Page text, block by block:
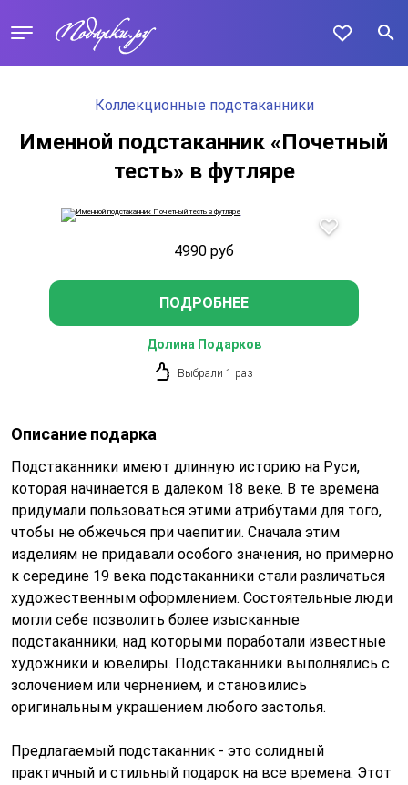
Коллекционные подстаканники
Именной подстаканник «Почетный
тесть» в футляре
4990 руб
ПОДРОБНЕЕ
Долина Подарков
Выбрали 1 раз
Описание подарка
Подстаканники имеют длинную историю на Руси,
которая начинается в далеком 18 веке. В те времена
придумали пользоваться этими атрибутами для того,
чтобы не обжечься при чаепитии. Сначала этим
изделиям не придавали особого значения, но примерно
к середине 19 века подстаканники стали различаться
художественным оформлением. Состоятельные люди
могли себе позволить более изысканные
подстаканники, над которыми поработали известные
художники и ювелиры. Подстаканники выполнялись с
золочением или чернением, и становились
оригинальным украшением любого застолья.
Предлагаемый подстаканник - это солидный
практичный и стильный подарок на все времена. Этот